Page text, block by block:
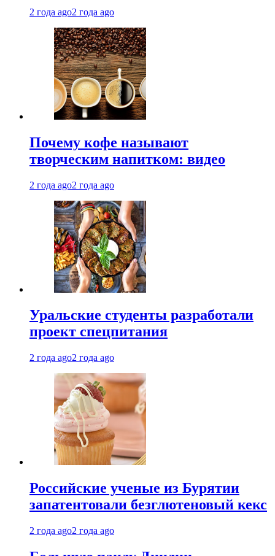
2 года ago2 года ago
Почему кофе называют
творческим напитком: видео
2 года ago2 года ago
Уральские студенты разработали
проект спецпитания
2 года ago2 года ago
Российские ученые из Бурятии
запатентовали безглютеновый кекс
2 года ago2 года ago